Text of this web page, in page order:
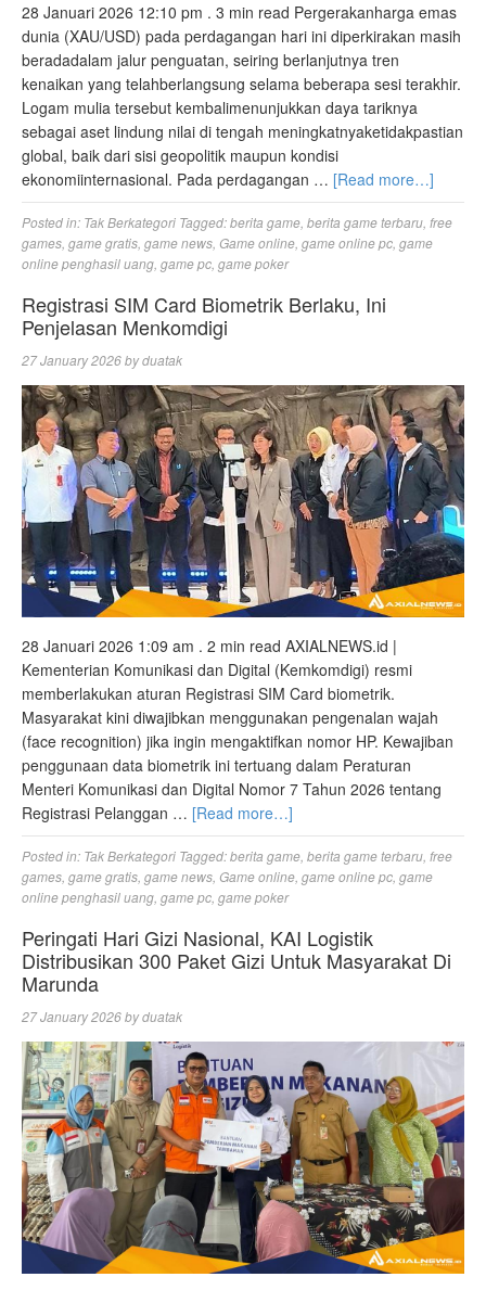
28 Januari 2026 12:10 pm . 3 min read Pergerakanharga emas
dunia (XAU/USD) pada perdagangan hari ini diperkirakan masih
beradadalam jalur penguatan, seiring berlanjutnya tren
kenaikan yang telahberlangsung selama beberapa sesi terakhir.
Logam mulia tersebut kembalimenunjukkan daya tariknya
sebagai aset lindung nilai di tengah meningkatnyaketidakpastian
global, baik dari sisi geopolitik maupun kondisi
ekonomiinternasional. Pada perdagangan … [Read more…]
Posted in: Tak Berkategori Tagged:berita game berita game terbaru free
games game gratis game news Game online game online pc game
online penghasil uang game pc game poker
Registrasi SIM Card Biometrik Berlaku, Ini
Penjelasan Menkomdigi
27 January 2026byduatak
28 Januari 2026 1:09 am . 2 min read AXIALNEWS.id |
Kementerian Komunikasi dan Digital (Kemkomdigi) resmi
memberlakukan aturan Registrasi SIM Card biometrik.
Masyarakat kini diwajibkan menggunakan pengenalan wajah
(face recognition) jika ingin mengaktifkan nomor HP. Kewajiban
penggunaan data biometrik ini tertuang dalam Peraturan
Menteri Komunikasi dan Digital Nomor 7 Tahun 2026 tentang
Registrasi Pelanggan … [Read more…]
Posted in: Tak Berkategori Tagged:berita game berita game terbaru free
games game gratis game news Game online game online pc game
online penghasil uang game pc game poker
Peringati Hari Gizi Nasional, KAI Logistik
Distribusikan 300 Paket Gizi Untuk Masyarakat Di
Marunda
27 January 2026byduatak